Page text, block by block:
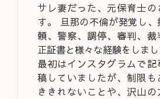
サレ妻だった、元保育士の
す。 旦那の不倫が発覚し、
頼、警察、調停、審判、裁
正証書と様々な経験をしまし
最初はインスタグラムで記
稿していましたが、制限も
ききれないことや、沢山の